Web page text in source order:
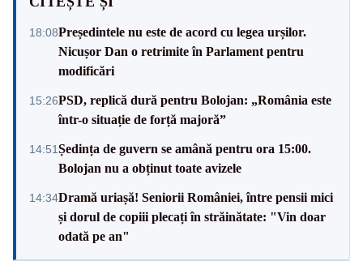
18:08Președintele nu este de acord cu legea urșilor.
Nicușor Dan o retrimite în Parlament pentru
modificări
15:26PSD, replică dură pentru Bolojan: „România este
într-o situație de forță majoră”
14:51Ședința de guvern se amână pentru ora 15:00.
Bolojan nu a obținut toate avizele
14:34Dramă uriașă! Seniorii României, între pensii mici
și dorul de copiii plecați în străinătate: "Vin doar
odată pe an"